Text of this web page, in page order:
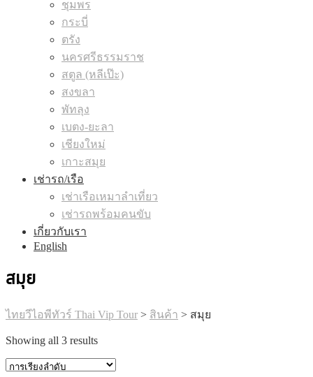
ชุมพร
กระบี่
ตรัง
นครศรีธรรมราช
สตูล (หลีเป๊ะ)
สงขลา
พัทลุง
เบตง-ยะลา
เชียงใหม่
เกาะสมุย
เช่ารถ/เรือ
เช่าเรือเหมาลำเที่ยว
เช่ารถพร้อมคนขับ
เกี่ยวกับเรา
English
สมุย
ไทยวีไอพีทัวร์ Thai Vip Tour > สินค้า > สมุย
Showing all 3 results